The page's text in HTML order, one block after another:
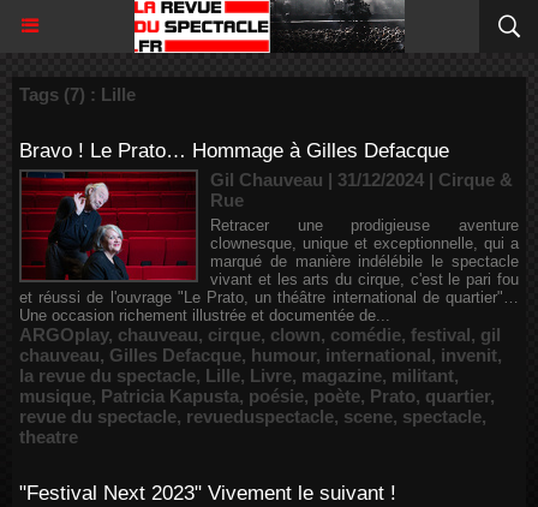
Tags (7) : Lille
Bravo ! Le Prato… Hommage à Gilles Defacque
Gil Chauveau | 31/12/2024 | Cirque &
Rue
Retracer une prodigieuse aventure
clownesque, unique et exceptionnelle, qui a
marqué de manière indélébile le spectacle
vivant et les arts du cirque, c'est le pari fou
et réussi de l'ouvrage "Le Prato, un théâtre international de quartier"…
Une occasion richement illustrée et documentée de...
ARGOplay, chauveau, cirque, clown, comédie, festival, gil
chauveau, Gilles Defacque, humour, international, invenit,
la revue du spectacle, Lille, Livre, magazine, militant,
musique, Patricia Kapusta, poésie, poète, Prato, quartier,
revue du spectacle, revueduspectacle, scene, spectacle,
theatre
"Festival Next 2023" Vivement le suivant !